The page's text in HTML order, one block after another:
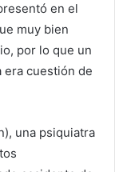
en el
muy bien
por lo que un
era cuestión de
una psiquiatra